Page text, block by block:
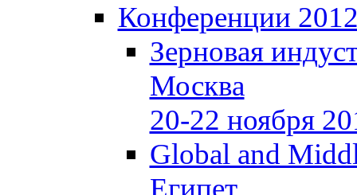
Конференции
Зерновая
Москва
20-22 ноября
Global and
Египет